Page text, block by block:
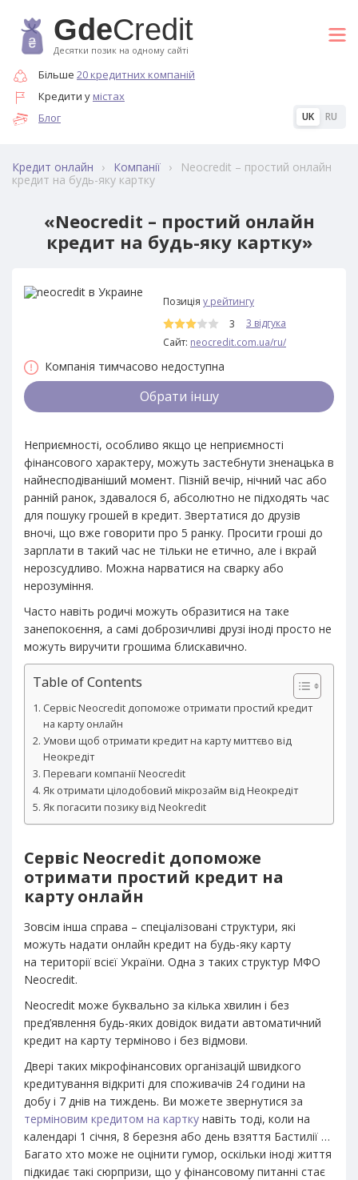
GdeCredit
Десятки позик на одному сайті
Більше 20 кредитних компаній
Кредити у містах
Блог
UK RU
Кредит онлайн › Компанії ›
Neocredit – простий онлайн
кредит на будь-яку картку
«Neocredit – простий онлайн
кредит на будь-яку картку»
Позиція у рейтингу
3
3 відгука
Сайт: neocredit.com.ua/ru/
Компанія тимчасово недоступна
Обрати іншу
Неприємності, особливо якщо це неприємності
фінансового характеру, можуть застебнути зненацька в
найнесподіваніший момент. Пізній вечір, нічний час або
ранній ранок, здавалося б, абсолютно не підходять час
для пошуку грошей в кредит. Звертатися до друзів
вночі, що вже говорити про 5 ранку. Просити гроші до
зарплати в такий час не тільки не етично, але і вкрай
нерозсудливо. Можна нарватися на сварку або
нерозуміння.
Часто навіть родичі можуть образитися на таке
занепокоєння, а самі доброзичливі друзі іноді просто не
можуть виручити грошима блискавично.
Table of Contents
Сервіс Neocredit допоможе отримати простий кредит
на карту онлайн
Умови щоб отримати кредит на карту миттєво від
Неокредіт
Переваги компанії Neocredit
Як отримати цілодобовий мікрозайм від Неокредіт
Як погасити позику від Neokredit
Сервіс Neocredit допоможе
отримати простий кредит на
карту онлайн
Зовсім інша справа – спеціалізовані структури, які
можуть надати онлайн кредит на будь-яку карту
на території всієї України. Одна з таких структур МФО
Neocredit.
Neocredit може буквально за кілька хвилин і без
пред’явлення будь-яких довідок видати автоматичний
кредит на карту терміново і без відмови.
Двері таких мікрофінансових організацій швидкого
кредитування відкриті для споживачів 24 години на
добу і 7 днів на тиждень. Ви можете звернутися за
терміновим кредитом на картку навіть тоді, коли на
календарі 1 січня, 8 березня або день взяття Бастилії …
Багато хто може не оцінити гумор, оскільки іноді життя
підкидає такі сюрпризи, що у фінансовому питанні стає